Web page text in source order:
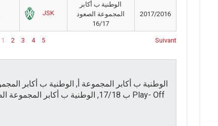
JSK
الوطنية ب أكابر
المجموعة الصعود
16/17
2017/2016
1 2 3 4 5 Suivant